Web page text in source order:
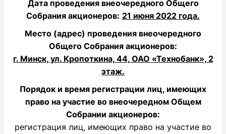
Дата проведения внеочередного Общего
Собрания акционеров: 21 июня 2022 года.
Место (адрес) проведения внеочередного
Общего Собрания акционеров:
г. Минск, ул. Кропоткина, 44, ОАО «Технобанк», 2
этаж.
Порядок и время регистрации лиц, имеющих
право на участие во внеочередном Общем
Собрании акционеров:
регистрация лиц, имеющих право на участие во